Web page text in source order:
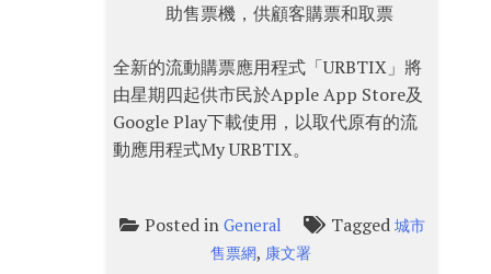
助售票機，供顧客購票和取票
全新的流動購票應用程式「URBTIX」將
由星期四起供市民於Apple App Store及
Google Play下載使用，以取代原有的流
動應用程式My URBTIX。
Posted in General Tagged 城市
售票網,康文署